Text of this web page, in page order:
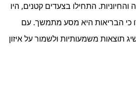
התחילו בצעדים קטנים, היו
כי הבריאות היא מסע מתמשך. עם
תוצאות משמעותיות ולשמור על איזון